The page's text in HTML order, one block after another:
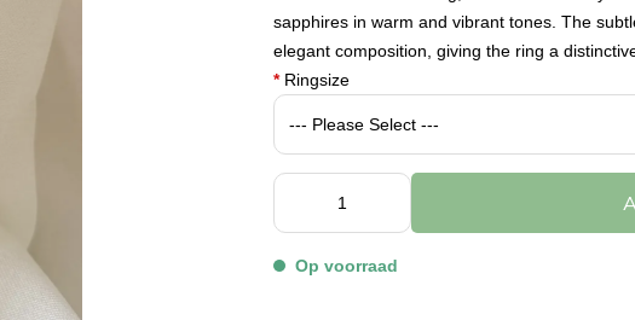
sapphires in warm and vibrant tones. The
elegant composition, giving the ring a
*Ringsize
Op voorraad